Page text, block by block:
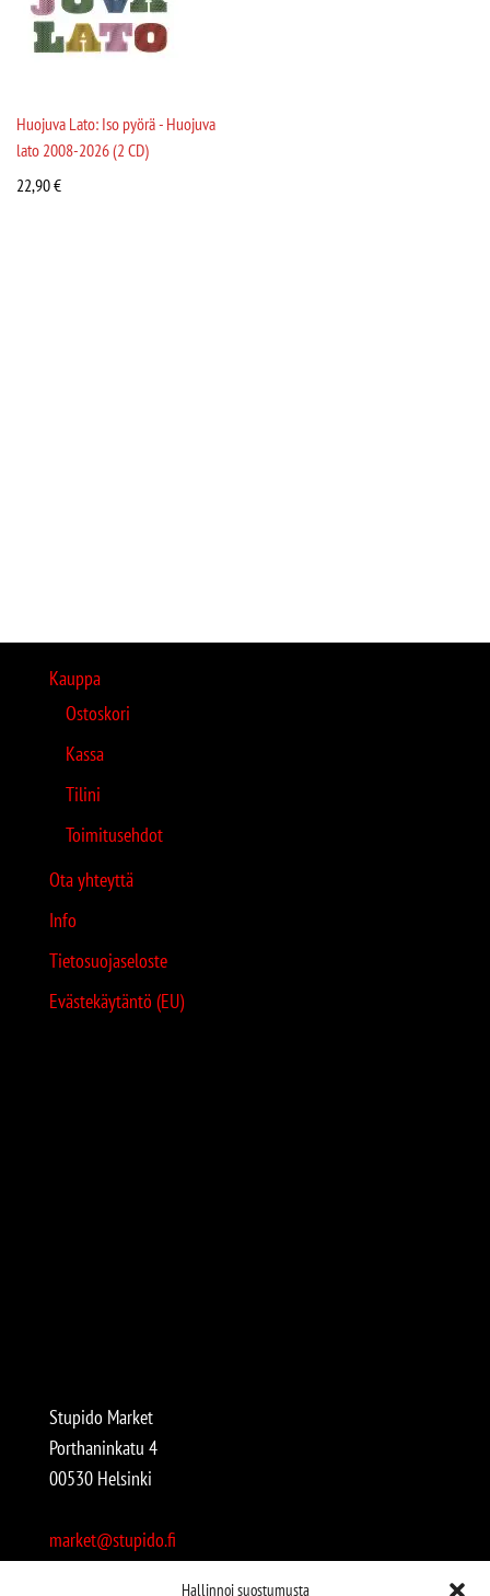
Hallinnoi suostumusta
Huojuva Lato: Iso pyörä - Huojuva
lato 2008-2026 (2 CD)
22,90€
Kauppa
Ostoskori
Kassa
Tilini
Toimitusehdot
Ota yhteyttä
Info
Tietosuojaseloste
Evästekäytäntö (EU)
Stupido Market
Porthaninkatu 4
00530 Helsinki
market@stupido.fi